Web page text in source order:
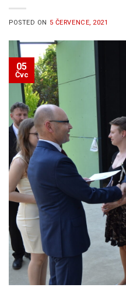
POSTED ON 5 ČERVENCE, 2021
05
Čvc